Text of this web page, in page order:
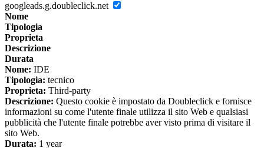
googleads.g.doubleclick.net
Nome
Tipologia
Proprieta
Descrizione
Durata
Nome: IDE
Tipologia: tecnico
Proprieta: Third-party
Descrizione: Questo cookie è impostato da Doubleclick e fornisce
informazioni su come l'utente finale utilizza il sito Web e qualsiasi
pubblicità che l'utente finale potrebbe aver visto prima di visitare il
sito Web.
Durata: 1 year